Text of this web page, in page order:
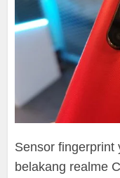
Sensor fingerprint
belakang realme